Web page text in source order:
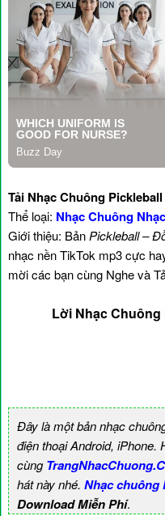
Tải Nhạc Chuông
Thể loại: Nhạc Chuông
Giới thiệu: BảnPickleball –
nhạc nền TikTok mp3 cực
mời các bạn cùng Nghe và
Lời Nhạc
Đây là một bản nhạc
điện thoại Android, iPhone.
cùng
hát này nhé. Nhạc chuông
Download Miễn Phí.